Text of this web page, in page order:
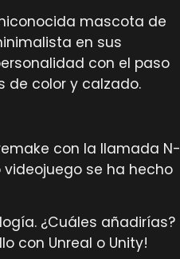
mascota de
en sus
con el paso
de color y calzado.
con la llamada N-
videojuego se ha hecho
¿Cuáles añadirías?
con Unreal o Unity!